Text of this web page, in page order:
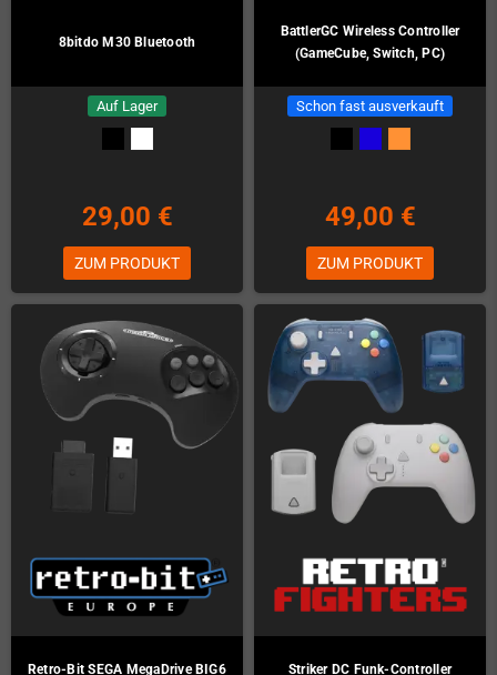
8bitdo M30 Bluetooth
Auf Lager
29,00 €
ZUM PRODUKT
BattlerGC Wireless Controller
(GameCube, Switch, PC)
Schon fast ausverkauft
49,00 €
ZUM PRODUKT
Retro-Bit SEGA MegaDrive BIG6 Striker DC Funk-Controller